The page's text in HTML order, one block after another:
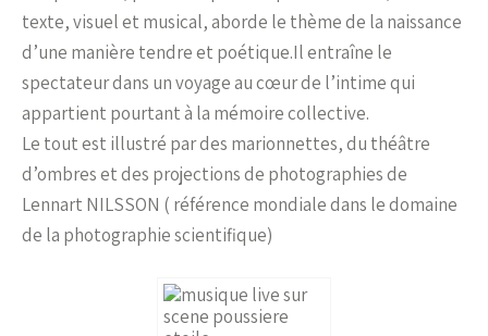
texte, visuel et musical, aborde le thème de la naissance
d’une manière tendre et poétique.Il entraîne le
spectateur dans un voyage au cœur de l’intime qui
appartient pourtant à la mémoire collective.
Le tout est illustré par des marionnettes, du théâtre
d’ombres et des projections de photographies de
Lennart NILSSON ( référence mondiale dans le domaine
de la photographie scientifique)